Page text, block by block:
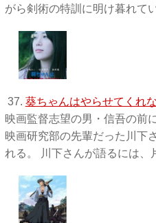
がら剣術の特訓に明け暮れて
37. 葵ちゃんはやらせてくれ
映画監督志望の男・信吾の前
映画研究部の先輩だった川下
れる。 川下さんが語るには、